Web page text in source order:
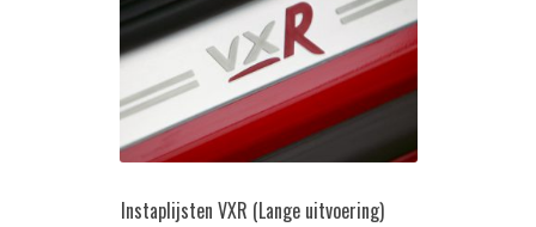
Instaplijsten VXR (Lange uitvoering)